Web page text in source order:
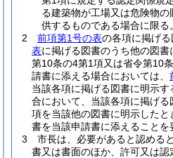
る建築物が工場又は危険物
供するものである場合に限る
2
前項第1号の表の各項に掲げ
表に掲げる図書のうち他の図
第10条の4第1項又は省令第10
請書に添える場合においては、
当該各項に掲げる図書に明示す
合において、当該各項に掲げ
項を当該他の図書に明示した
書を当該申請書に添えることを
3
市長は、必要があると認めると
書又は書面のほか、許可又は認